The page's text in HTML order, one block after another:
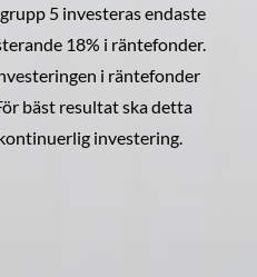
5 investeras endaste
18% i räntefonder.
i räntefonder
bäst resultat ska detta
investering.